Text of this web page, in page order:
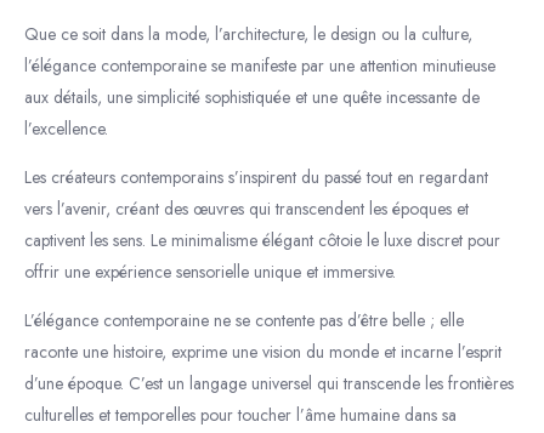
Que ce soit dans la mode, l’architecture, le design ou la culture,
l’élégance contemporaine se manifeste par une attention minutieuse
aux détails, une simplicité sophistiquée et une quête incessante de
l’excellence.
Les créateurs contemporains s’inspirent du passé tout en regardant
vers l’avenir, créant des œuvres qui transcendent les époques et
captivent les sens. Le minimalisme élégant côtoie le luxe discret pour
offrir une expérience sensorielle unique et immersive.
L’élégance contemporaine ne se contente pas d’être belle ; elle
raconte une histoire, exprime une vision du monde et incarne l’esprit
d’une époque. C’est un langage universel qui transcende les frontières
culturelles et temporelles pour toucher l’âme humaine dans sa